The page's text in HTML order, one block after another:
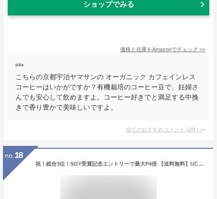
ショップでみる
価格と在庫をAmazonでチェック >>
pita
こちらの京都宇治ヤマサンの オーガニック カフェインレス
コーヒーはいかがですか？有機栽培のコーヒー豆で、妊婦さ
んでも安心して飲めますよ。コーヒー好きでと満足する中挽
きで香り豊かで美味しいですよ。
全てのおすすめコメント (2件) >
no. 18
祝！総合3位！SOY受賞記念エントリーで最大P4倍 【送料無料】UCC おいしいカフェインレスコーヒー ドリップコーヒー 7g×50袋デカフェ・ノンカフェイン ドリップ